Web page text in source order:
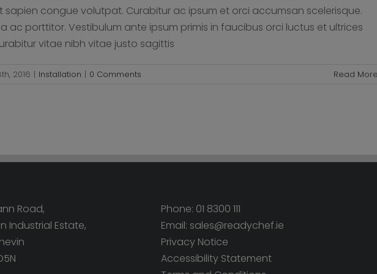
sapien congue volutpat. Curabitur ac ipsum et orci accumsan scelerisque.
ac porttitor. Vestibulum ante ipsum primis in faucibus orci luctus et ultrices
vitae nibh vitae justo sagittis
2016 | Installation | 0 Comments Read
Road,
Industrial Estate,
Phone: 01 8300 111
Email: sales@readychef.ie
Privacy Notice
Accessibility Statement